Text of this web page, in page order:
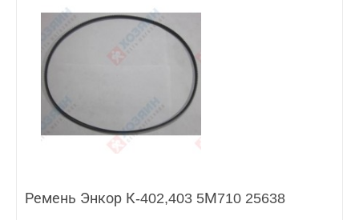
Ремень Энкор К-402,403 5М710 25638